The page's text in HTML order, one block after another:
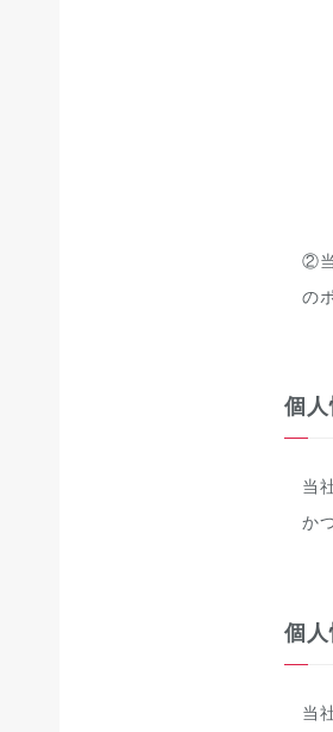
②
の
個
当
か
個
当